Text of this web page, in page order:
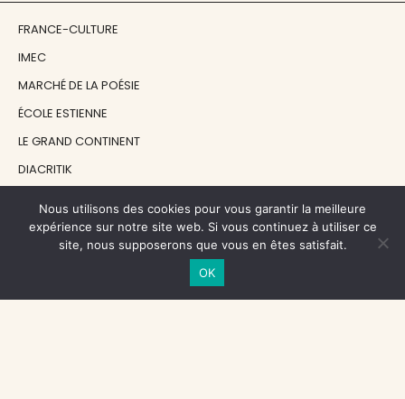
FRANCE-CULTURE
IMEC
MARCHÉ DE LA POÉSIE
ÉCOLE ESTIENNE
LE GRAND CONTINENT
DIACRITIK
NOS SOUTIENS
CENTRE NATIONAL DU LIVRE
Nous utilisons des cookies pour vous garantir la meilleure
expérience sur notre site web. Si vous continuez à utiliser ce
site, nous supposerons que vous en êtes satisfait.
OK